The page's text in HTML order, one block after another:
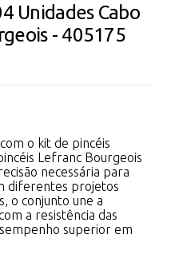
Unidades Cabo
- 405175
o kit de pincéis
Lefranc Bourgeois
necessária para
diferentes projetos
o conjunto une a
a resistência das
superior em